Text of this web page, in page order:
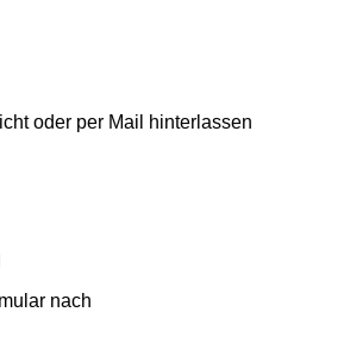
oder per Mail hinterlassen
nach